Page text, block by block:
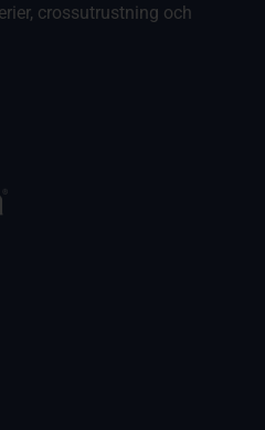
crossutrustning och